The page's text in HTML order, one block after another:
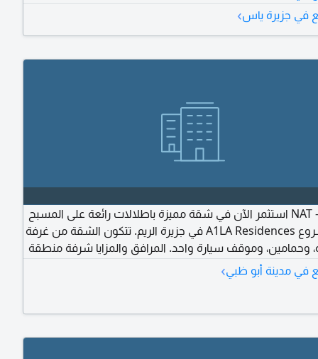
سيارات مغطاة يسمح باصطحاب الحيوانات الأليفة أمن
رياضية مشتركة مسبح مشترك اطلالة على المياه غرفة
في جزيرة ياس›
NAT - S 36499 استثمر الآن في شقة مميزة باطلالات رائعة على المسبح
ضمن مشروع A1LA Residences في جزيرة الريم. تتكون الشقة من غرفة
وحمامين، وموقف سيارة واحد. المرافق والمزايا شرفة منطقة
مطبخ مدمجة خزائن حائط مدمجة تكييف وتدفئة مركزية
للاطفال بهو فاخر في المبنى أمن وحراسة صالة رياضية
في مدينة أبو ظبي›